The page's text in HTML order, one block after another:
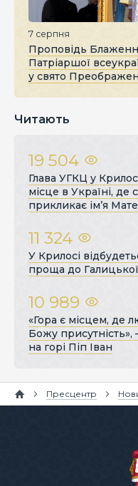
7 серпня
Проповідь
Патріаршої
у свято
Читають
19 504
Глава УГКЦ у
місце в Україні, де
прикликає ім’я
11 324
У Крилосі
проща до
10 989
«Гора є місцем, де
Божу
на горі Піп Іван
Пресцентр